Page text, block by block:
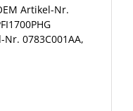
Artikel-Nr.
0783C001AA,